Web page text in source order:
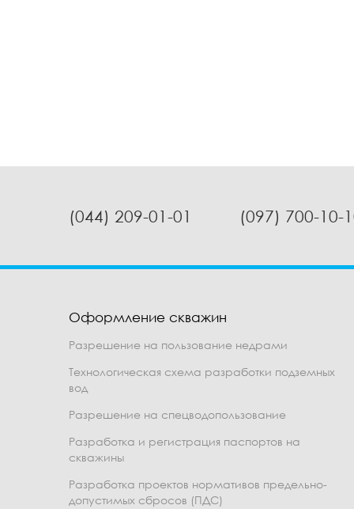
(044) 209-01-01 (097) 700-10-
Оформление скважин
Разрешение на пользование недрами
Технологическая схема разработки подземных
вод
Разрешение на спецводопользование
Разработка и регистрация паспортов на
скважины
Разработка проектов нормативов предельно-
допустимых сбросов (ПДС)